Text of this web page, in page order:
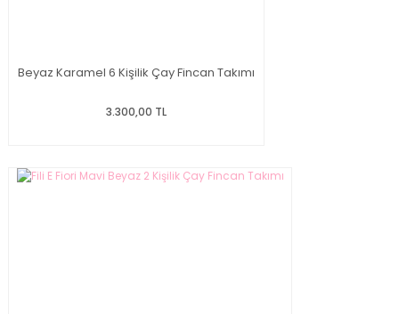
Beyaz Karamel 6 Kişilik Çay Fincan Takımı
3.300,00 TL